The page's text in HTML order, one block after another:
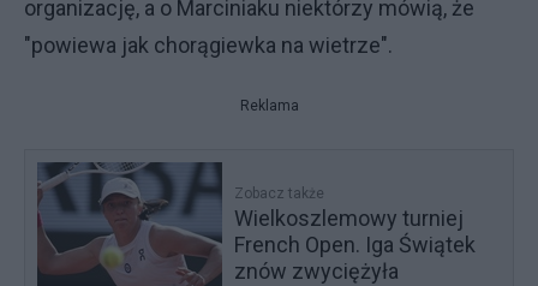
organizację, a o Marciniaku niektórzy mówią, że
"powiewa jak chorągiewka na wietrze".
Reklama
Zobacz także
Wielkoszlemowy turniej
French Open. Iga Świątek
znów zwyciężyła